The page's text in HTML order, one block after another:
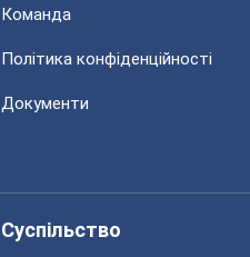
Команда
Політика конфіденційності
Документи
Суспільство